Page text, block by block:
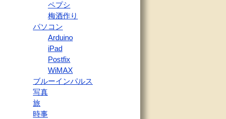
ペプシ
梅酒作り
パソコン
Arduino
iPad
Postfix
WiMAX
ブルーインパルス
写真
旅
時事